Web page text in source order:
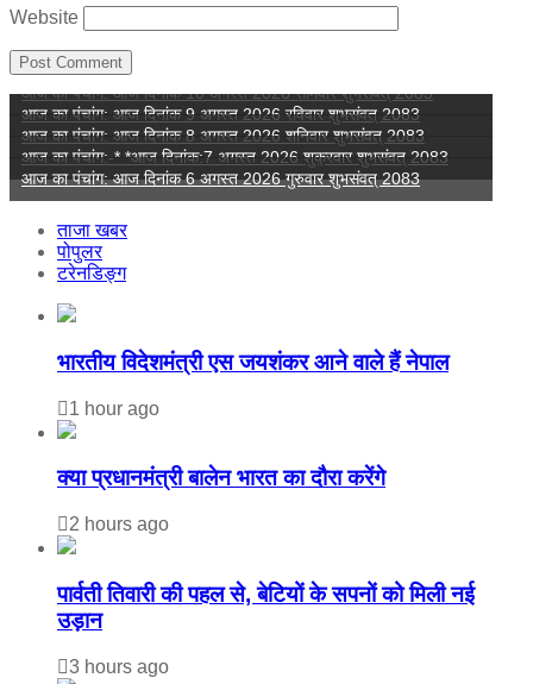
Website
आज का पंचांग: आज दिनांक 10 अगस्त 2026 सोमवार शुभसंवत् 2083
आज का पंचांग: आज दिनांक 9 अगस्त 2026 रविवार शुभसंवत् 2083
आज का पंचांग: आज दिनांक 8 अगस्त 2026 शनिवार शुभसंवत् 2083
आज का पंचांग:-* *आज दिनांक:7 अगस्त 2026 शुक्रवार शुभसंवत् 2083
आज का पंचांग: आज दिनांक 6 अगस्त 2026 गुरुवार शुभसंवत् 2083
ताजा खबर
पोपुलर
टरेनडिङ्ग
भारतीय विदेशमंत्री एस जयशंकर आने वाले हैं नेपाल
1 hour ago
क्या प्रधानमंत्री बालेन भारत का दौरा करेंगे
2 hours ago
पार्वती तिवारी की पहल से, बेटियों के सपनों को मिली नई
उड़ान
3 hours ago